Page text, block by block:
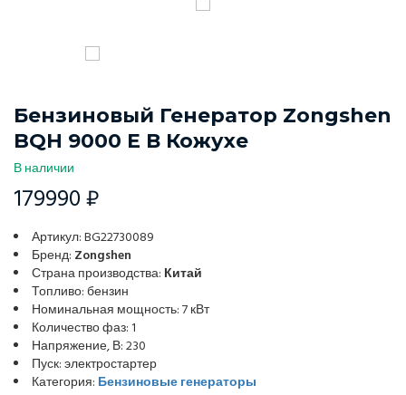
Бензиновый Генератор Zongshen
BQH 9000 E В Кожухе
В наличии
179990 ₽
Артикул: BG22730089
Бренд: Zongshen
Страна производства: Китай
Топливо: бензин
Номинальная мощность: 7 кВт
Количество фаз: 1
Напряжение, В: 230
Пуск: электростартер
Категория: Бензиновые генераторы